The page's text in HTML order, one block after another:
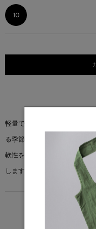
10
軽量で暖かく設計された＜ク
る季節に足元を軽やかに演出
軟性を追求し、溝が施された
します。​